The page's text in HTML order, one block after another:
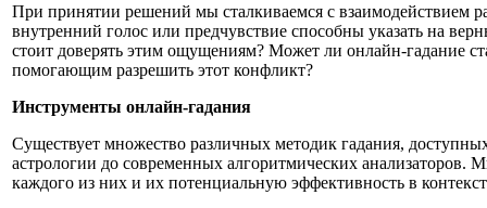
При принятии решений мы сталкиваемся с взаимодействием
внутренний голос или предчувствие способны указать на
стоит доверять этим ощущениям? Может ли онлайн-гадание
помогающим разрешить этот конфликт?
Инструменты онлайн-гадания
Существует множество различных методик гадания,
астрологии до современных алгоритмических
каждого из них и их потенциальную эффективность в